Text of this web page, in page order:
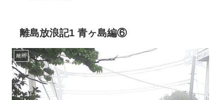
離島放浪記1 青ヶ島編⑥
離島